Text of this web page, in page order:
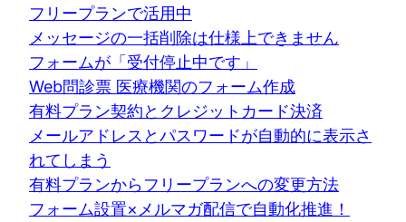
フリープランで活用中
メッセージの一括削除は仕様上できません
フォームが「受付停止中です」
Web問診票 医療機関のフォーム作成
有料プラン契約とクレジットカード決済
メールアドレスとパスワードが自動的に表示さ
れてしまう
有料プランからフリープランへの変更方法
フォーム設置×メルマガ配信で自動化推進！